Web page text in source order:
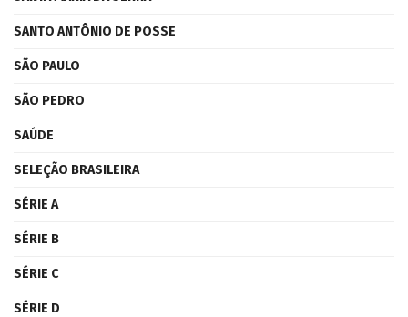
SANTO ANTÔNIO DE POSSE
SÃO PAULO
SÃO PEDRO
SAÚDE
SELEÇÃO BRASILEIRA
SÉRIE A
SÉRIE B
SÉRIE C
SÉRIE D